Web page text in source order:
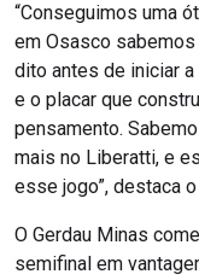
“Conseguimos uma
em Osasco
dito antes de iniciar
e o placar que
pensamento.
mais no Liberatti, e
esse jogo”, destaca
O Gerdau Minas
semifinal em